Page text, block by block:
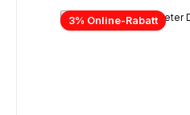
3% Online-Rabatt